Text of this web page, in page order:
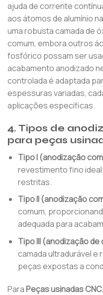
ajuda de corrente
aos átomos de alumínio
uma robusta camada de
comum, embora outros
fosfórico possam ser
acabamento anodizado
controlada é adaptada
espessuras variadas,
aplicações específicas.
4. Tipos de
para peças
Tipo I (anodização
revestimento fino
restritas.
Tipo II (anodização
comum,
adequada para
Tipo III (anodização de
camada ultradurável
peças expostas a
ParaPeças usinadas CNC